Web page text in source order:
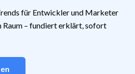
für Entwickler und Marketer
Raum – fundiert erklärt, sofort